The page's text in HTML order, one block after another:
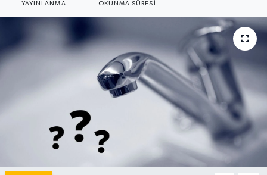
YAYINLANMA OKUNMA SÜRESI